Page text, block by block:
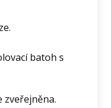
batoh s
zveřejněna.